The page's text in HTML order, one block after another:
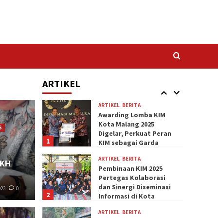
0
ARTIKEL
5
Tidak Hanya Sebagai
Banyak Manfaat Bagi
Kesehatan Tubuh
1
ARTIKEL BERITA
Awarding Lomba KIM
Kota Malang 2025
Digelar, Perkuat Peran
KIM sebagai Garda
2
ARTIKEL BERITA
Pembinaan KIM 2025
Pertegas Kolaborasi
dan Sinergi Diseminasi
Informasi di Kota
ARTIKEL BERITA